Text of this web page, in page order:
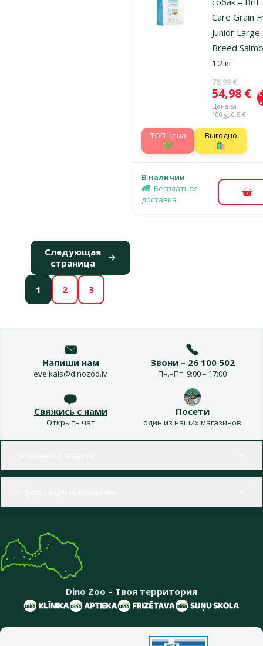
Care Grain
Junior Large
Breed
12 кг
Исходная
76,99 €
Цена
54,98 €
Цена за
100 g: 0,5 €
TOП цена
💚
Выгодно
🛍️
В наличии
Бесплатная
доставка
В
1 2 3
Следующая
страница
Напиши нам
eveikals@dinozoo.lv
Звони – 26 100 502
Пн.–Пт. 9:00 – 17:00
Свяжись с нами
Открыть чат
Посети
один из наших магазинов
Dino Zoo – Твоя территория